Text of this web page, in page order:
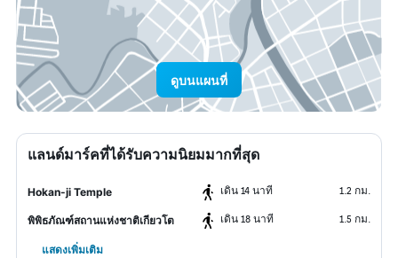
ดูบนแผนที่
แลนด์มาร์คที่ได้รับความนิยมมากที่สุด
Hokan-ji Temple เดิน 14 นาที 1.2 กม.
พิพิธภัณฑ์สถานแห่งชาติเกียวโต เดิน 18 นาที 1.5 กม.
แสดงเพิ่มเติม